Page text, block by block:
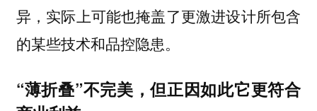
异，实际上可能也掩盖了更激进设计所包含
的某些技术和品控隐患。
“薄折叠”不完美，但正因如此它更符合